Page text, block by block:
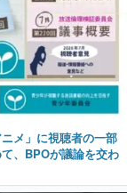
メ」に視聴者の一部
、BPOが議論を交わ